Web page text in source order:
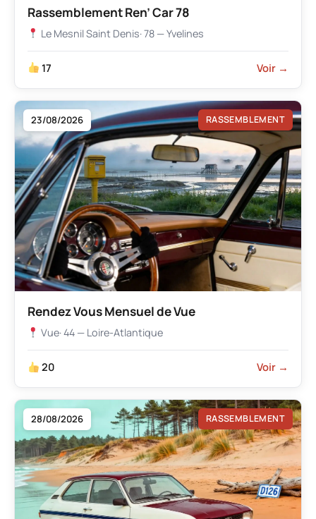
Rassemblement Ren’ Car 78
Le Mesnil Saint Denis· 78 — Yvelines
17 Voir →
23/08/2026 RASSEMBLEMENT
Rendez Vous Mensuel de Vue
Vue· 44 — Loire-Atlantique
20 Voir →
28/08/2026 RASSEMBLEMENT